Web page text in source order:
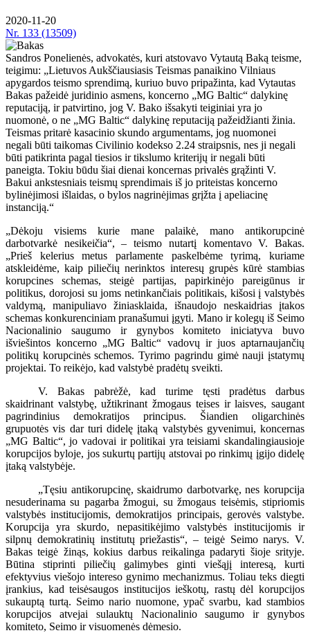
2020-11-20
Nr. 133 (13509)
Sandros Ponelienės, advokatės, kuri atstovavo Vytautą Baką teisme,
teigimu: „Lietuvos Aukščiausiasis Teismas panaikino Vilniaus
apygardos teismo sprendimą, kuriuo buvo pripažinta, kad Vytautas
Bakas pažeidė juridinio asmens, koncerno „MG Baltic“ dalykinę
reputaciją, ir patvirtino, jog V. Bako išsakyti teiginiai yra jo
nuomonė, o ne „MG Baltic“ dalykinę reputaciją pažeidžianti žinia.
Teismas pritarė kasacinio skundo argumentams, jog nuomonei
negali būti taikomas Civilinio kodekso 2.24 straipsnis, nes ji negali
būti patikrinta pagal tiesios ir tikslumo kriterijų ir negali būti
paneigta. Tokiu būdu šiai dienai koncernas privalės grąžinti V.
Bakui ankstesniais teismų sprendimais iš jo priteistas koncerno
bylinėjimosi išlaidas, o bylos nagrinėjimas grįžta į apeliacinę
instanciją.“
„Dėkoju visiems kurie mane palaikė, mano antikorupcinė
darbotvarkė nesikeičia“, – teismo nutartį komentavo V. Bakas.
„Prieš kelerius metus parlamente paskelbėme tyrimą, kuriame
atskleidėme, kaip piliečių nerinktos interesų grupės kūrė stambias
korupcines schemas, steigė partijas, papirkinėjo pareigūnus ir
politikus, dorojosi su joms netinkančiais politikais, kišosi į valstybės
valdymą, manipuliavo žiniasklaida, išnaudojo neskaidrias įtakos
schemas konkurenciniam pranašumui įgyti. Mano ir kolegų iš Seimo
Nacionalinio saugumo ir gynybos komiteto iniciatyva buvo
išviešintos koncerno „MG Baltic“ vadovų ir juos aptarnaujančių
politikų korupcinės schemos. Tyrimo pagrindu gimė nauji įstatymų
projektai. To reikėjo, kad valstybė pradėtų sveikti.
V. Bakas pabrėžė, kad turime tęsti pradėtus darbus
skaidrinant valstybę, užtikrinant žmogaus teises ir laisves, saugant
pagrindinius demokratijos principus. Šiandien oligarchinės
grupuotės vis dar turi didelę įtaką valstybės gyvenimui, koncernas
„MG Baltic“, jo vadovai ir politikai yra teisiami skandalingiausioje
korupcijos byloje, jos sukurtų partijų atstovai po rinkimų įgijo didelę
įtaką valstybėje.
„Tęsiu antikorupcinę, skaidrumo darbotvarkę, nes korupcija
nesuderinama su pagarba žmogui, su žmogaus teisėmis, stipriomis
valstybės institucijomis, demokratijos principais, gerovės valstybe.
Korupcija yra skurdo, nepasitikėjimo valstybės institucijomis ir
silpnų demokratinių institutų priežastis“, – teigė Seimo narys. V.
Bakas teigė žinąs, kokius darbus reikalinga padaryti šioje srityje.
Būtina stiprinti piliečių galimybes ginti viešąjį interesą, kurti
efektyvius viešojo intereso gynimo mechanizmus. Toliau teks diegti
įrankius, kad teisėsaugos institucijos ieškotų, rastų dėl korupcijos
sukauptą turtą. Seimo nario nuomone, ypač svarbu, kad stambios
korupcijos atvejai sulauktų Nacionalinio saugumo ir gynybos
komiteto, Seimo ir visuomenės dėmesio.